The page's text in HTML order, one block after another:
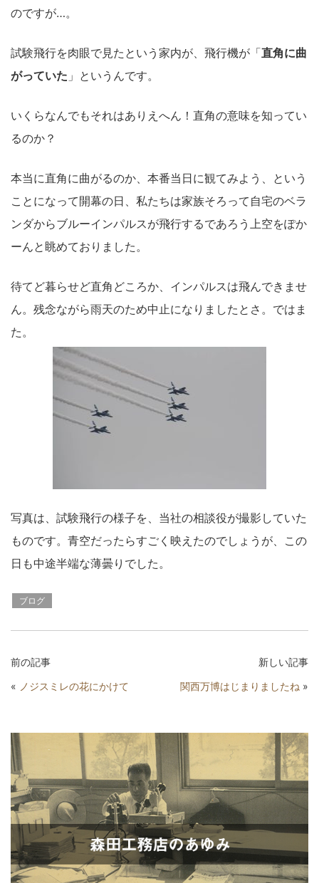
のですが…。
試験飛行を肉眼で見たという家内が、飛行機が「直角に曲
がっていた 」というんです。
いくらなんでもそれはありえへん！直角の意味を知ってい
るのか？
本当に直角に曲がるのか、本番当日に観てみよう、という
ことになって開幕の日、私たちは家族そろって自宅のベラ
ンダからブルーインパルスが飛行するであろう上空をぽか
ーんと眺めておりました。
待てど暮らせど直角どころか、インパルスは飛んできませ
ん。残念ながら雨天のため中止になりましたとさ。ではま
た。
写真は、試験飛行の様子を、当社の相談役が撮影していた
ものです。青空だったらすごく映えたのでしょうが、この
日も中途半端な薄曇りでした。
ブログ
前の記事
« ノジスミレの花にかけて
新しい記事
関西万博はじまりましたね »